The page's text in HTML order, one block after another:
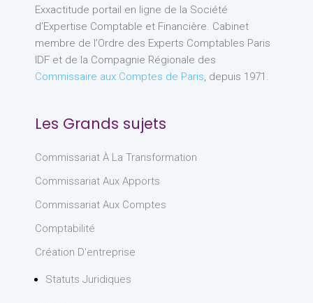
Exxactitude portail en ligne de la Société
d’Expertise Comptable et Financière. Cabinet
membre de l’Ordre des Experts Comptables Paris
IDF et de la Compagnie Régionale des
Commissaire aux Comptes de Paris, depuis 1971.
Les Grands sujets
Commissariat À La Transformation
Commissariat Aux Apports
Commissariat Aux Comptes
Comptabilité
Création D'entreprise
Statuts Juridiques